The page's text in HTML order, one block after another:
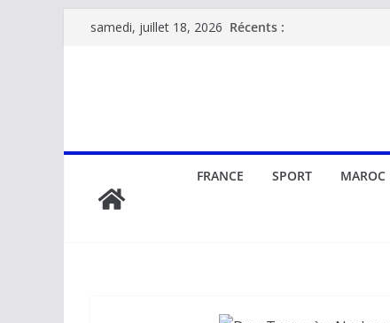
Passersamedi, juillet 18, 2026 Récents :
FRANCE SPORT MAROC